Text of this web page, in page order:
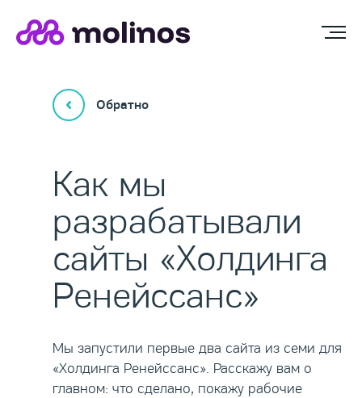
Обратно
Как мы
разрабатывали
сайты «Холдинга
Ренейссанс»
Мы запустили первые два сайта из семи для
«Холдинга Ренейссанс». Расскажу вам о
главном: что сделано, покажу рабочие